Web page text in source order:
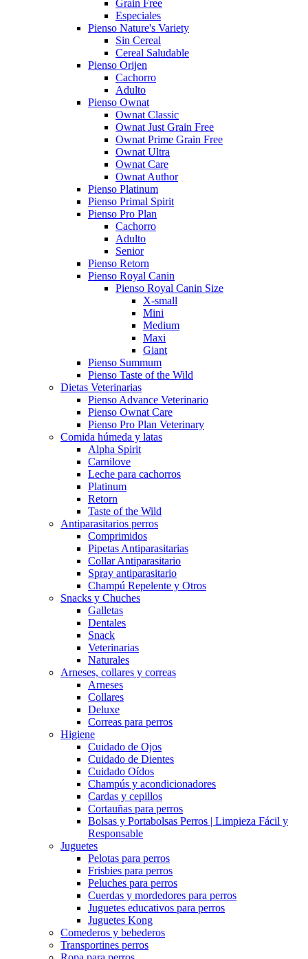
Grain Free
Especiales
Pienso Nature's Variety
Sin Cereal
Cereal Saludable
Pienso Orijen
Cachorro
Adulto
Pienso Ownat
Ownat Classic
Ownat Just Grain Free
Ownat Prime Grain Free
Ownat Ultra
Ownat Care
Ownat Author
Pienso Platinum
Pienso Primal Spirit
Pienso Pro Plan
Cachorro
Adulto
Senior
Pienso Retorn
Pienso Royal Canin
Pienso Royal Canin Size
X-small
Mini
Medium
Maxi
Giant
Pienso Summum
Pienso Taste of the Wild
Dietas Veterinarias
Pienso Advance Veterinario
Pienso Ownat Care
Pienso Pro Plan Veterinary
Comida húmeda y latas
Alpha Spirit
Carnilove
Leche para cachorros
Platinum
Retorn
Taste of the Wild
Antiparasitarios perros
Comprimidos
Pipetas Antiparasitarias
Collar Antiparasitario
Spray antiparasitario
Champú Repelente y Otros
Snacks y Chuches
Galletas
Dentales
Snack
Veterinarias
Naturales
Arneses, collares y correas
Arneses
Collares
Deluxe
Correas para perros
Higiene
Cuidado de Ojos
Cuidado de Dientes
Cuidado Oídos
Champús y acondicionadores
Cardas y cepillos
Cortauñas para perros
Bolsas y Portabolsas Perros | Limpieza Fácil y
Responsable
Juguetes
Pelotas para perros
Frisbies para perros
Peluches para perros
Cuerdas y mordedores para perros
Juguetes educativos para perros
Juguetes Kong
Comederos y bebederos
Transportines perros